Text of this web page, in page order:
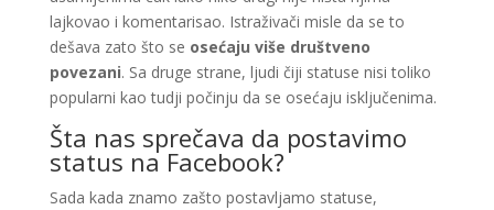
lajkovao i komentarisao. Istraživači misle da se to
dešava zato što se osećaju više društveno
povezani. Sa druge strane, ljudi čiji statuse nisi toliko
popularni kao tudji počinju da se osećaju isključenima.
Šta nas sprečava da postavimo
status na Facebook?
Sada kada znamo zašto postavljamo statuse,